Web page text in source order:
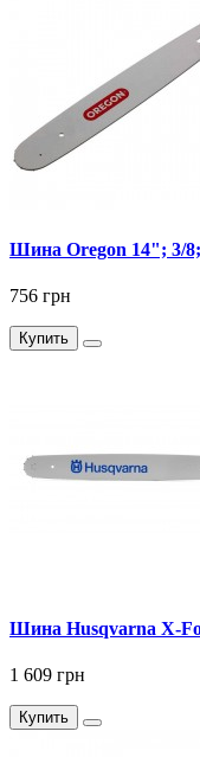
Шина Oregon 14"; 3/
756 грн
Купить
Шина Husqvarna X-
1 609 грн
Купить